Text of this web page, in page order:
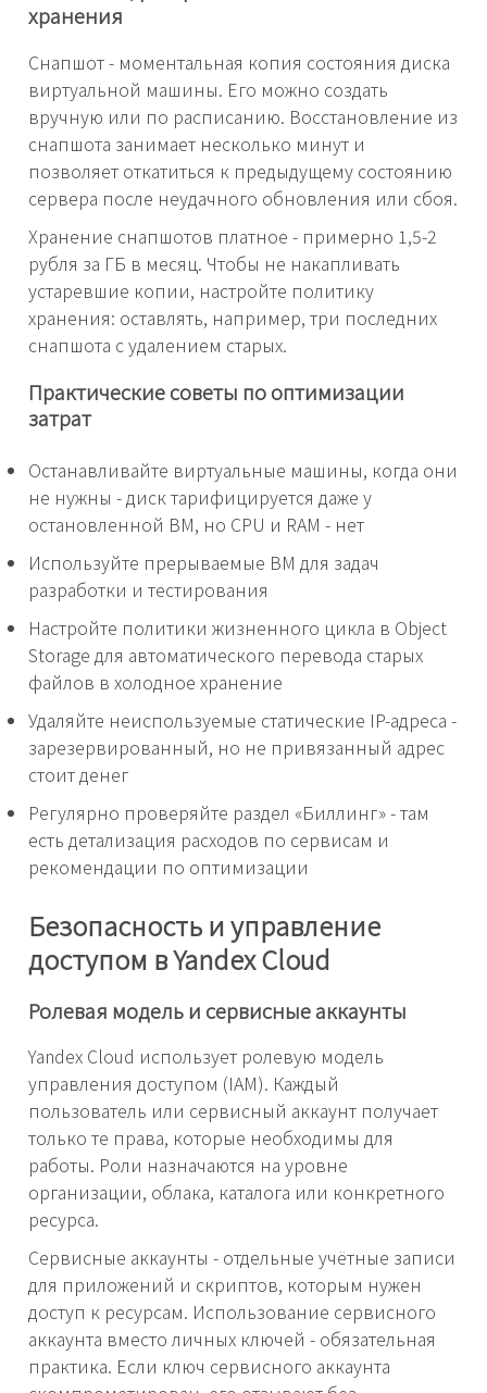
хранения
Снапшот - моментальная копия состояния диска
виртуальной машины. Его можно создать
вручную или по расписанию. Восстановление из
снапшота занимает несколько минут и
позволяет откатиться к предыдущему состоянию
сервера после неудачного обновления или сбоя.
Хранение снапшотов платное - примерно 1,5-2
рубля за ГБ в месяц. Чтобы не накапливать
устаревшие копии, настройте политику
хранения: оставлять, например, три последних
снапшота с удалением старых.
Практические советы по оптимизации
затрат
Останавливайте виртуальные машины, когда они
не нужны - диск тарифицируется даже у
остановленной ВМ, но CPU и RAM - нет
Используйте прерываемые ВМ для задач
разработки и тестирования
Настройте политики жизненного цикла в Object
Storage для автоматического перевода старых
файлов в холодное хранение
Удаляйте неиспользуемые статические IP-адреса -
зарезервированный, но не привязанный адрес
стоит денег
Регулярно проверяйте раздел «Биллинг» - там
есть детализация расходов по сервисам и
рекомендации по оптимизации
Безопасность и управление
доступом в Yandex Cloud
Ролевая модель и сервисные аккаунты
Yandex Cloud использует ролевую модель
управления доступом (IAM). Каждый
пользователь или сервисный аккаунт получает
только те права, которые необходимы для
работы. Роли назначаются на уровне
организации, облака, каталога или конкретного
ресурса.
Сервисные аккаунты - отдельные учётные записи
для приложений и скриптов, которым нужен
доступ к ресурсам. Использование сервисного
аккаунта вместо личных ключей - обязательная
практика. Если ключ сервисного аккаунта